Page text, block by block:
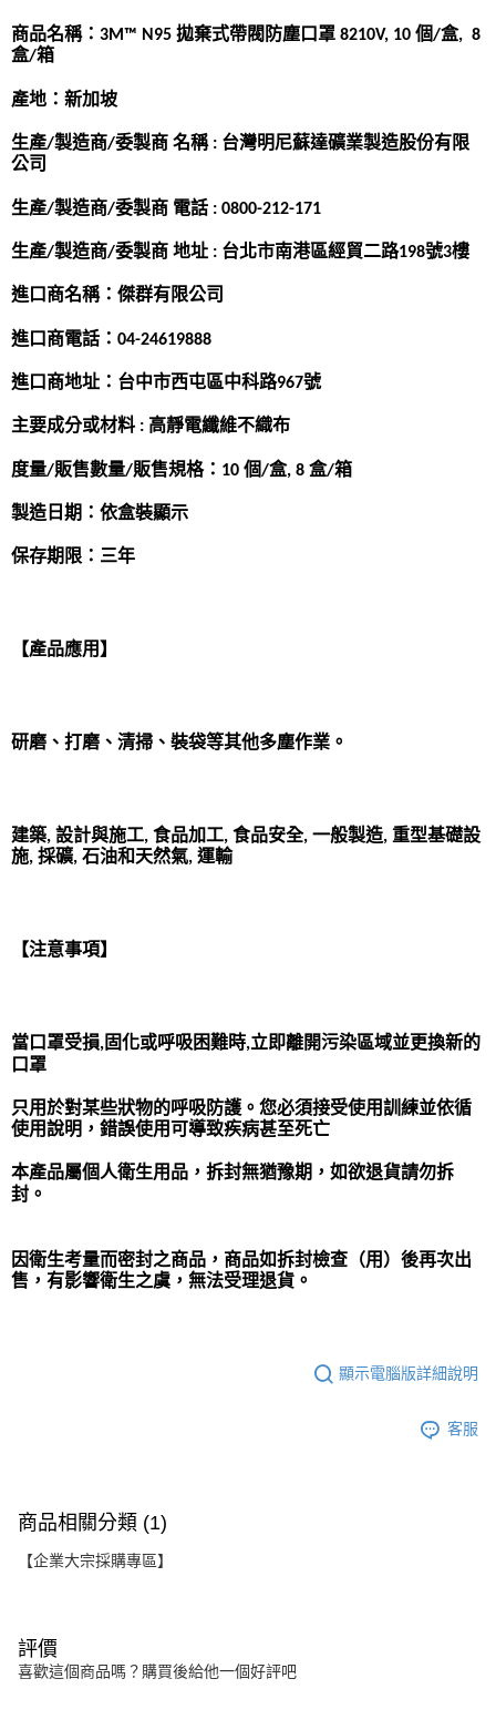
商品名稱：3M™ N95 拋棄式帶閥防塵口罩 8210V, 10 個/盒,  8
盒/箱
產地：新加坡
生產/製造商/委製商 名稱 : 台灣明尼蘇達礦業製造股份有限
公司
生產/製造商/委製商 電話 : 0800-212-171
生產/製造商/委製商 地址 : 台北市南港區經貿二路198號3樓
進口商名稱：傑群有限公司
進口商電話：04-24619888
進口商地址：台中市西屯區中科路967號
主要成分或材料 : 高靜電纖維不織布
度量/販售數量/販售規格：10 個/盒, 8 盒/箱
製造日期：依盒裝顯示
保存期限：三年
【產品應用】
研磨、打磨、清掃、裝袋等其他多塵作業。
建築, 設計與施工, 食品加工, 食品安全, 一般製造, 重型基礎設
施, 採礦, 石油和天然氣, 運輸
【注意事項】
當口罩受損,固化或呼吸困難時,立即離開污染區域並更換新的
口罩
只用於對某些狀物的呼吸防護。您必須接受使用訓練並依循
使用說明，錯誤使用可導致疾病甚至死亡
本產品屬個人衛生用品，拆封無猶豫期，如欲退貨請勿拆
封。
因衛生考量而密封之商品，商品如拆封檢查（用）後再次出
售，有影響衛生之虞，無法受理退貨。
顯示電腦版詳細說明
客服
商品相關分類 (1)
【企業大宗採購專區】
評價
喜歡這個商品嗎？購買後給他一個好評吧